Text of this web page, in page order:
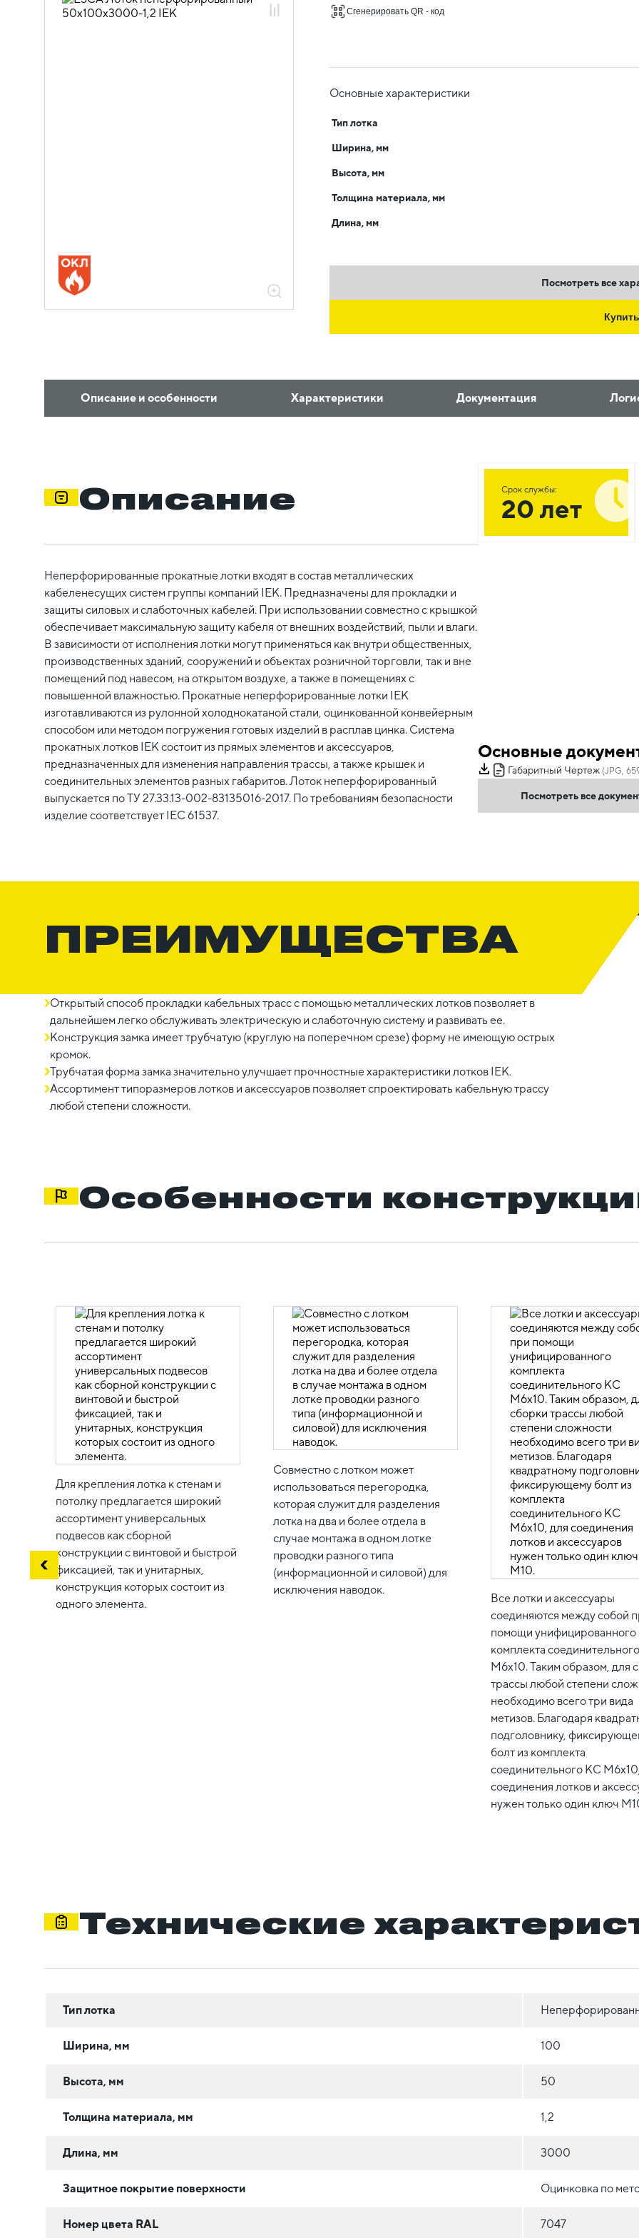
05.04.01.02 Лотки листовые ESCA 5
Сгенерировать QR - код
Основные характеристики
Тип лотка
Ширина, мм
Высота, мм
Толщина материала, мм
Длина, мм
Посмотреть все
Купить
Описание и особенности Характеристики Документация
Описание
Неперфорированные прокатные лотки входят в состав металлических
кабеленесущих систем группы компаний IEK. Предназначены для прокладки и
защиты силовых и слаботочных кабелей. При использовании совместно с крышкой
обеспечивает максимальную защиту кабеля от внешних воздействий, пыли и влаги.
В зависимости от исполнения лотки могут применяться как внутри общественных,
производственных зданий, сооружений и объектах розничной торговли, так и вне
помещений под навесом, на открытом воздухе, а также в помещениях с
повышенной влажностью. Прокатные неперфорированные лотки IEK
изготавливаются из рулонной холоднокатаной стали, оцинкованной конвейерным
способом или методом погружения готовых изделий в расплав цинка. Система
прокатных лотков IEK состоит из прямых элементов и аксессуаров,
предназначенных для изменения направления трассы, а также крышек и
соединительных элементов разных габаритов. Лоток неперфорированный
выпускается по ТУ 27.33.13-002-83135016-2017. По требованиям безопасности
изделие соответствует IEC 61537.
Срок службы:
20 лет
Основные
Габаритный Чертеж (JPG,
Посмотреть все
ПРЕИМУЩЕСТВА
Открытый способ прокладки кабельных трасс с помощью металлических лотков позволяет в
дальнейшем легко обслуживать электрическую и слаботочную систему и развивать ее.
Конструкция замка имеет трубчатую (круглую на поперечном срезе) форму не имеющую острых
кромок.
Трубчатая форма замка значительно улучшает прочностные характеристики лотков IEK.
Ассортимент типоразмеров лотков и аксессуаров позволяет спроектировать кабельную трассу
любой степени сложности.
Особенности
Для крепления лотка к стенам и
потолку предлагается широкий
ассортимент универсальных
подвесов как сборной
конструкции с винтовой и быстрой
фиксацией, так и унитарных,
конструкция которых состоит из
одного элемента.
Совместно с лотком может
использоваться перегородка,
которая служит для разделения
лотка на два и более отдела в
случае монтажа в одном лотке
проводки разного типа
(информационной и силовой) для
исключения наводок.
Все лотки и аксессуары
соединяются между собой
помощи унифицированного
комплекта
М6x10. Таким образом, для
трассы любой степени
необходимо всего три вида
метизов. Благодаря
подголовнику,
болт из комплекта
соединительного КС
соединения лотков и
нужен только один ключ
Технические
Тип лотка
Ширина, мм 100
Высота, мм 50
Толщина материала, мм 1,2
Длина, мм 3000
Защитное покрытие поверхности Оцинковка по
Номер цвета RAL 7047